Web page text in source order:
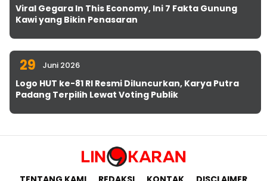
Viral Gegara In This Economy, Ini 7 Fakta Gunung
Kawi yang Bikin Penasaran
29 Juni 2026
Logo HUT ke-81 RI Resmi Diluncurkan, Karya Putra
Padang Terpilih Lewat Voting Publik